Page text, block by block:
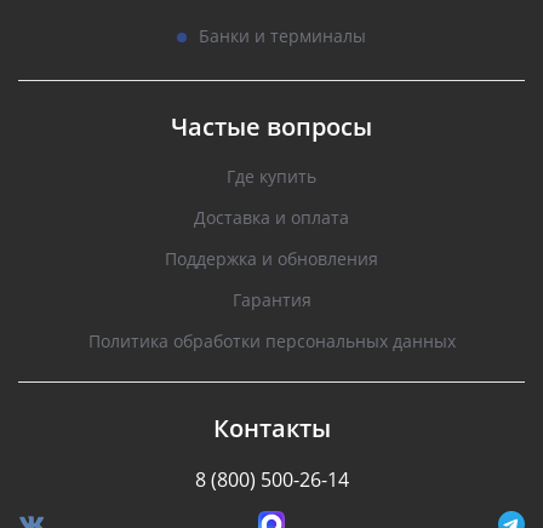
Банки и терминалы
Частые вопросы
Где купить
Доставка и оплата
Поддержка и обновления
Гарантия
Политика обработки персональных данных
Контакты
8 (800) 500-26-14